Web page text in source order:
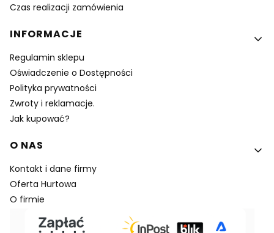
Czas realizacji zamówienia
INFORMACJE
Regulamin sklepu
Oświadczenie o Dostępności
Polityka prywatności
Zwroty i reklamacje.
Jak kupować?
O NAS
Kontakt i dane firmy
Oferta Hurtowa
O firmie